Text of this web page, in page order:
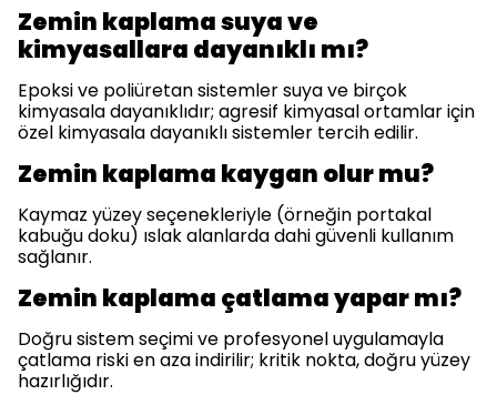
Zemin kaplama suya ve
kimyasallara dayanıklı mı?
Epoksi ve poliüretan sistemler suya ve birçok
kimyasala dayanıklıdır; agresif kimyasal ortamlar için
özel kimyasala dayanıklı sistemler tercih edilir.
Zemin kaplama kaygan olur mu?
Kaymaz yüzey seçenekleriyle (örneğin portakal
kabuğu doku) ıslak alanlarda dahi güvenli kullanım
sağlanır.
Zemin kaplama çatlama yapar mı?
Doğru sistem seçimi ve profesyonel uygulamayla
çatlama riski en aza indirilir; kritik nokta, doğru yüzey
hazırlığıdır.